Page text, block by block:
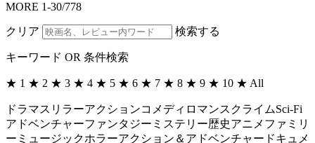
MORE 1-30/778
クリア 検索する
キーワード OR 条件検索
★ 1 ★ 2 ★ 3 ★ 4 ★ 5 ★ 6 ★ 7 ★ 8 ★ 9 ★ 10 ★ All
ドラマスリラーアクションコメディ ロマンス クライムSci-Fi
アドベンチャーファンタジー ミステリー歴史アニメ ファミリ
ー ミュージックホラーアクション＆アドベンチャー ドキュメ